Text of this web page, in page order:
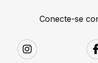
Conecte-se